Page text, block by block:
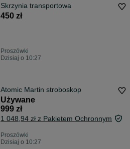
Skrzynia transportowa
450 zł
Proszówki
Dzisiaj o 10:27
Atomic Martin stroboskop
Używane
999 zł
1 048,94 zł z Pakietem Ochronnym
Proszówki
Dzisiaj o 10:27